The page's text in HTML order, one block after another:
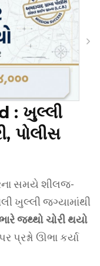
: ખુલ્લી
પોલીસ
સમયે શીલજ-
ખુલ્લી જગ્યામાંથી
જથ્થો ચોરી થયો
પ્રશ્નો ઊભા કર્યા